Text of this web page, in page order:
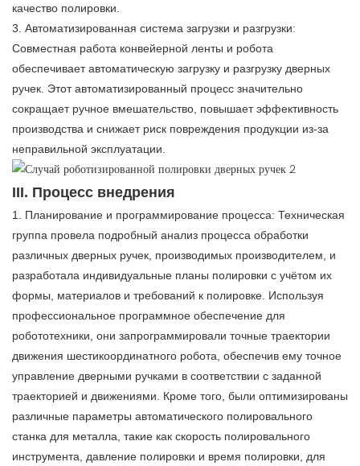
качество полировки.
3. Автоматизированная система загрузки и разгрузки:
Совместная работа конвейерной ленты и робота
обеспечивает автоматическую загрузку и разгрузку дверных
ручек. Этот автоматизированный процесс значительно
сокращает ручное вмешательство, повышает эффективность
производства и снижает риск повреждения продукции из-за
неправильной эксплуатации.
III. Процесс внедрения
1. Планирование и программирование процесса: Техническая
группа провела подробный анализ процесса обработки
различных дверных ручек, производимых производителем, и
разработала индивидуальные планы полировки с учётом их
формы, материалов и требований к полировке. Используя
профессиональное программное обеспечение для
робототехники, они запрограммировали точные траектории
движения шестикоординатного робота, обеспечив ему точное
управление дверными ручками в соответствии с заданной
траекторией и движениями. Кроме того, были оптимизированы
различные параметры автоматического полировального
станка для металла, такие как скорость полировального
инструмента, давление полировки и время полировки, для